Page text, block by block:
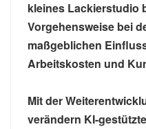
kleines Lackierstudio
Vorgehensweise bei
maßgeblichen
Arbeitskosten und
Mit der
verändern KI-gestützte